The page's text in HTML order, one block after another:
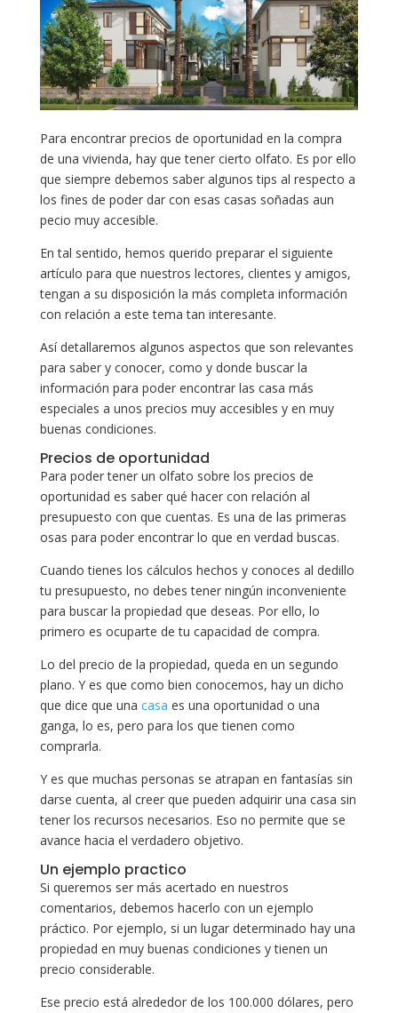
Para encontrar precios de oportunidad en la compra
de una vivienda, hay que tener cierto olfato. Es por ello
que siempre debemos saber algunos tips al respecto a
los fines de poder dar con esas casas soñadas aun
pecio muy accesible.
En tal sentido, hemos querido preparar el siguiente
artículo para que nuestros lectores, clientes y amigos,
tengan a su disposición la más completa información
con relación a este tema tan interesante.
Así detallaremos algunos aspectos que son relevantes
para saber y conocer, como y donde buscar la
información para poder encontrar las casa más
especiales a unos precios muy accesibles y en muy
buenas condiciones.
Precios de oportunidad
Para poder tener un olfato sobre los precios de
oportunidad es saber qué hacer con relación al
presupuesto con que cuentas. Es una de las primeras
osas para poder encontrar lo que en verdad buscas.
Cuando tienes los cálculos hechos y conoces al dedillo
tu presupuesto, no debes tener ningún inconveniente
para buscar la propiedad que deseas. Por ello, lo
primero es ocuparte de tu capacidad de compra.
Lo del precio de la propiedad, queda en un segundo
plano. Y es que como bien conocemos, hay un dicho
que dice que una casa es una oportunidad o una
ganga, lo es, pero para los que tienen como
comprarla.
Y es que muchas personas se atrapan en fantasías sin
darse cuenta, al creer que pueden adquirir una casa sin
tener los recursos necesarios. Eso no permite que se
avance hacia el verdadero objetivo.
Un ejemplo practico
Si queremos ser más acertado en nuestros
comentarios, debemos hacerlo con un ejemplo
práctico. Por ejemplo, si un lugar determinado hay una
propiedad en muy buenas condiciones y tienen un
precio considerable.
Ese precio está alrededor de los 100.000 dólares, pero